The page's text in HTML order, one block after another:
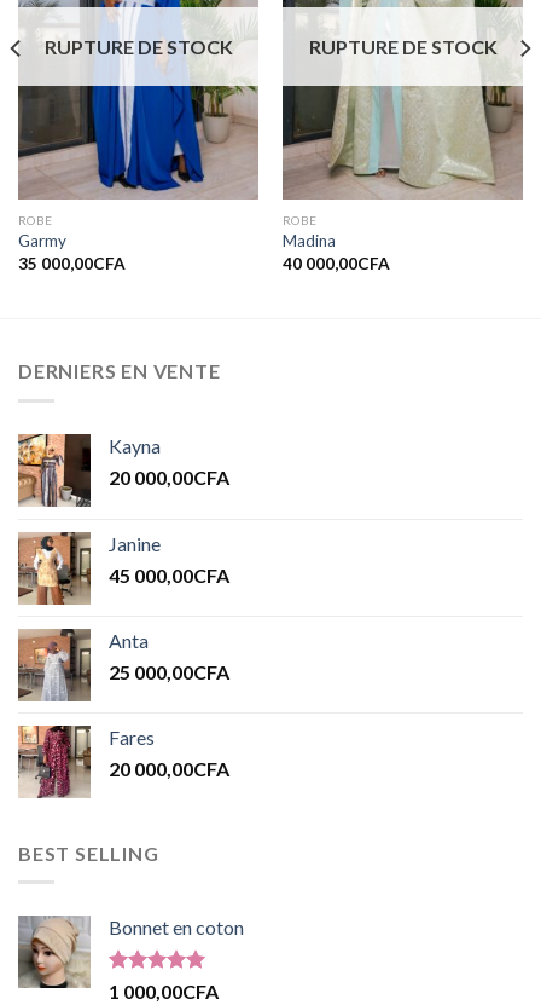
souhaits
RUPTURE DE STOCK
ROBE
Garmy
35 000,00CFA
souhaits
RUPTURE DE STOCK
ROBE
Madina
40 000,00CFA
DERNIERS EN VENTE
Kayna
20 000,00CFA
Janine
45 000,00CFA
Anta
25 000,00CFA
Fares
20 000,00CFA
BEST SELLING
Bonnet en coton
Note 5.00
1 000,00CFA